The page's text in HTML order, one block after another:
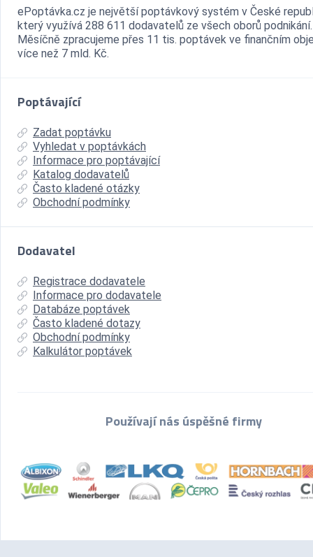
ePoptávka.cz je největší poptávkový systém v České
který využívá 288 611 dodavatelů ze všech oborů podnikání.
Měsíčně zpracujeme přes 11 tis. poptávek ve finančním
více než 7 mld. Kč.
Poptávající
Zadat poptávku
Vyhledat v poptávkách
Informace pro poptávající
Katalog dodavatelů
Často kladené otázky
Obchodní podmínky
Dodavatel
Registrace dodavatele
Informace pro dodavatele
Databáze poptávek
Často kladené dotazy
Obchodní podmínky
Kalkulátor poptávek
Používají nás úspěšné firmy